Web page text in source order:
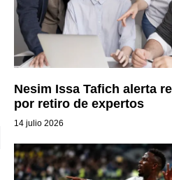
Nesim Issa Tafich alerta
por retiro de expertos
14 julio 2026